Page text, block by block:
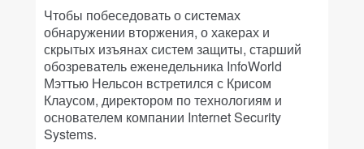
Чтобы побеседовать о системах
обнаружении вторжения, о хакерах и
скрытых изъянах систем защиты, старший
обозреватель еженедельника InfoWorld
Мэттью Нельсон встретился с Крисом
Клаусом, директором по технологиям и
основателем компании Internet Security
Systems.